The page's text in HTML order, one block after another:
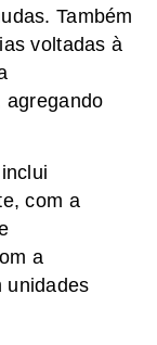
Também
voltadas à
agregando
com a
a
unidades